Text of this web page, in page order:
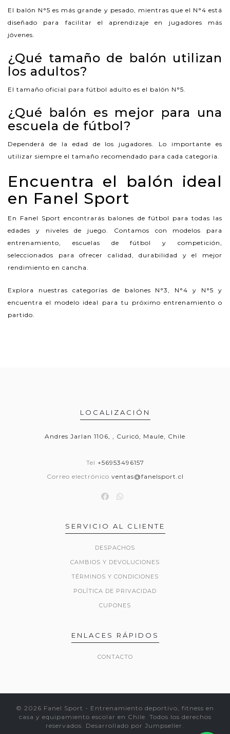
El balón N°5 es más grande y pesado, mientras que el N°4 está
diseñado para facilitar el aprendizaje en jugadores más
jóvenes.
¿Qué tamaño de balón utilizan
los adultos?
El tamaño oficial para fútbol adulto es el balón N°5.
¿Qué balón es mejor para una
escuela de fútbol?
Dependerá de la edad de los jugadores. Lo importante es
utilizar siempre el tamaño recomendado para cada categoría.
Encuentra el balón ideal
en Fanel Sport
En Fanel Sport encontrarás balones de fútbol para todas las
edades y niveles de juego. Contamos con modelos para
entrenamiento, escuelas de fútbol y competición,
seleccionados para ofrecer calidad, durabilidad y el mejor
rendimiento en cancha.
Explora nuestras categorías de balones N°3, N°4 y N°5 y
encuentra el modelo ideal para tu próximo entrenamiento o
partido.
LOCALIZACIÓN
Andres Jarlan 1106, , Curicó, Maule, Chile
Tel +56953496157
Correo electrónico ventas@fanelsport.cl
SERVICIO AL CLIENTE
DESPACHOS
CAMBIOS Y DEVOLUCIONES
TÉRMINOS Y CONDICIONES
POLÍTICA DE PRIVACIDAD
CUPONES
ENLACES RÁPIDOS
CONTACTO
© 2026 Fanel Sport - Entrenamiento deportivo, fitness en
casa y equipamiento escolar en Chile. Todos los derechos
reservados. Desarrollado por Jumpseller